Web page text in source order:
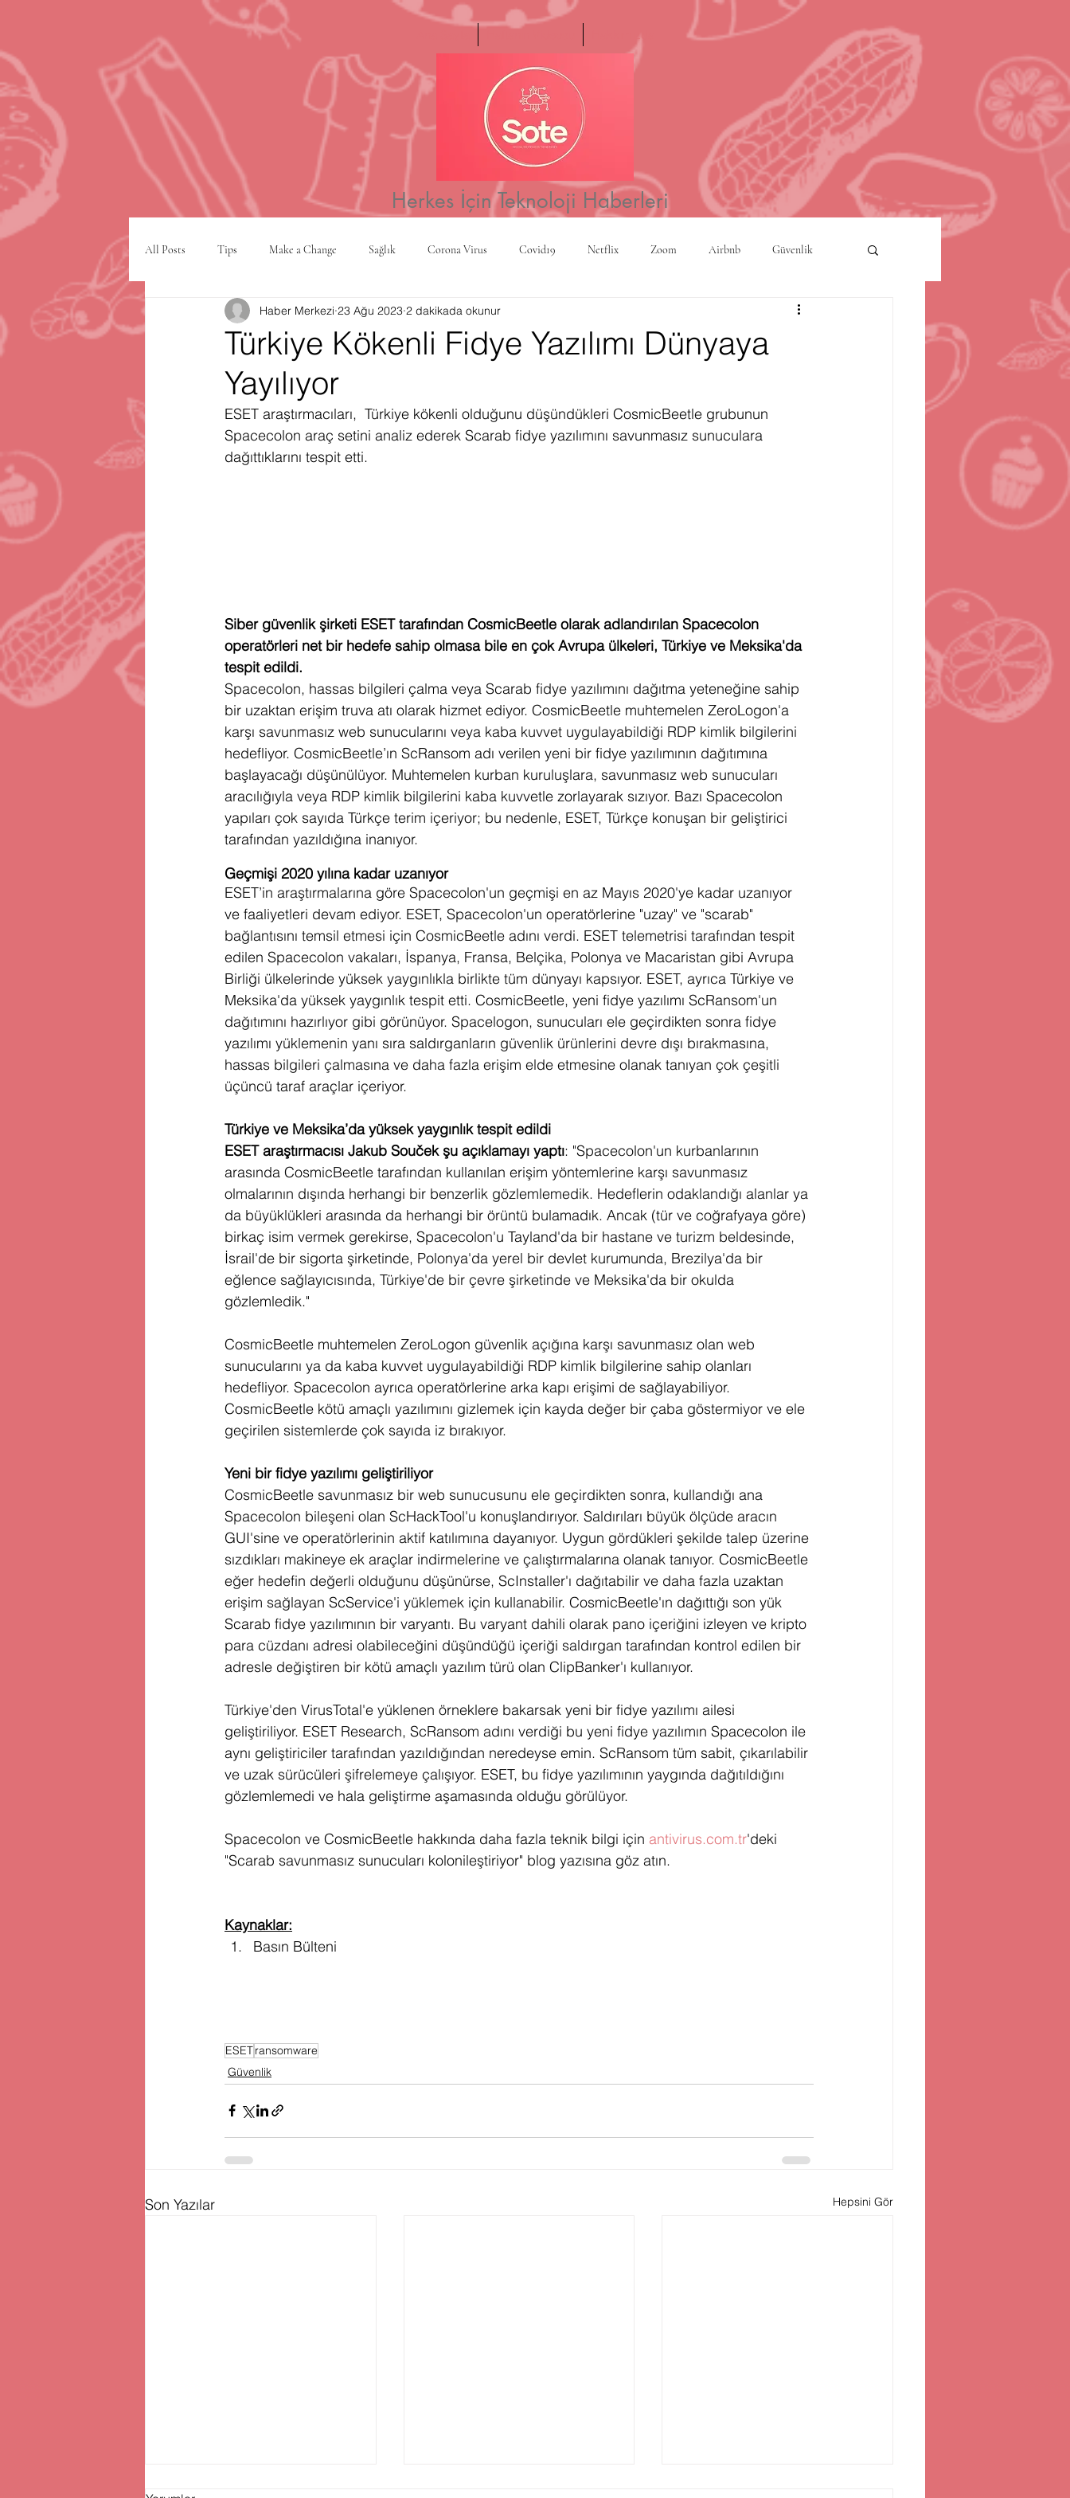
Hakkımızda
Herkes İçin Teknoloji Haberleri
All Posts Tips Make a Change Sağlık Corona Virus Covid19 Netflix Zoom Airbnb Güvenlik
VPN şehir planlama Yapay Zeka Kripto Para Akıllı Şehirler
Firma Satınalma
Avrupa Birliği Enerji Pazar Araştırması
Türkiye Kökenli Fidye Yazılımı Dünyaya
Yayılıyor
Haber Merkezi 23 Ağu 2023 2 dakikada okunur
ESET araştırmacıları,  Türkiye kökenli olduğunu düşündükleri CosmicBeetle grubunun
Spacecolon araç setini analiz ederek Scarab fidye yazılımını savunmasız sunuculara
dağıttıklarını tespit etti.
Siber güvenlik şirketi ESET tarafından CosmicBeetle olarak adlandırılan Spacecolon
operatörleri net bir hedefe sahip olmasa bile en çok Avrupa ülkeleri, Türkiye ve Meksika'da
tespit edildi.
Spacecolon, hassas bilgileri çalma veya Scarab fidye yazılımını dağıtma yeteneğine sahip
bir uzaktan erişim truva atı olarak hizmet ediyor. CosmicBeetle muhtemelen ZeroLogon'a
karşı savunmasız web sunucularını veya kaba kuvvet uygulayabildiği RDP kimlik bilgilerini
hedefliyor. CosmicBeetle’ın ScRansom adı verilen yeni bir fidye yazılımının dağıtımına
başlayacağı düşünülüyor. Muhtemelen kurban kuruluşlara, savunmasız web sunucuları
aracılığıyla veya RDP kimlik bilgilerini kaba kuvvetle zorlayarak sızıyor. Bazı Spacecolon
yapıları çok sayıda Türkçe terim içeriyor; bu nedenle, ESET, Türkçe konuşan bir geliştirici
tarafından yazıldığına inanıyor.
Geçmişi 2020 yılına kadar uzanıyor
ESET’in araştırmalarına göre Spacecolon'un geçmişi en az Mayıs 2020'ye kadar uzanıyor
ve faaliyetleri devam ediyor. ESET, Spacecolon'un operatörlerine "uzay" ve "scarab"
bağlantısını temsil etmesi için CosmicBeetle adını verdi. ESET telemetrisi tarafından tespit
edilen Spacecolon vakaları, İspanya, Fransa, Belçika, Polonya ve Macaristan gibi Avrupa
Birliği ülkelerinde yüksek yaygınlıkla birlikte tüm dünyayı kapsıyor. ESET, ayrıca Türkiye ve
Meksika'da yüksek yaygınlık tespit etti. CosmicBeetle, yeni fidye yazılımı ScRansom'un
dağıtımını hazırlıyor gibi görünüyor. Spacelogon, sunucuları ele geçirdikten sonra fidye
yazılımı yüklemenin yanı sıra saldırganların güvenlik ürünlerini devre dışı bırakmasına,
hassas bilgileri çalmasına ve daha fazla erişim elde etmesine olanak tanıyan çok çeşitli
üçüncü taraf araçlar içeriyor.
Türkiye ve Meksika’da yüksek yaygınlık tespit edildi
ESET araştırmacısı Jakub Souček şu açıklamayı yaptı: "Spacecolon'un kurbanlarının
arasında CosmicBeetle tarafından kullanılan erişim yöntemlerine karşı savunmasız
olmalarının dışında herhangi bir benzerlik gözlemlemedik. Hedeflerin odaklandığı alanlar ya
da büyüklükleri arasında da herhangi bir örüntü bulamadık. Ancak (tür ve coğrafyaya göre)
birkaç isim vermek gerekirse, Spacecolon'u Tayland'da bir hastane ve turizm beldesinde,
İsrail'de bir sigorta şirketinde, Polonya'da yerel bir devlet kurumunda, Brezilya'da bir
eğlence sağlayıcısında, Türkiye'de bir çevre şirketinde ve Meksika'da bir okulda
gözlemledik."
CosmicBeetle muhtemelen ZeroLogon güvenlik açığına karşı savunmasız olan web
sunucularını ya da kaba kuvvet uygulayabildiği RDP kimlik bilgilerine sahip olanları
hedefliyor. Spacecolon ayrıca operatörlerine arka kapı erişimi de sağlayabiliyor.
CosmicBeetle kötü amaçlı yazılımını gizlemek için kayda değer bir çaba göstermiyor ve ele
geçirilen sistemlerde çok sayıda iz bırakıyor.
Yeni bir fidye yazılımı geliştiriliyor
CosmicBeetle savunmasız bir web sunucusunu ele geçirdikten sonra, kullandığı ana
Spacecolon bileşeni olan ScHackTool'u konuşlandırıyor. Saldırıları büyük ölçüde aracın
GUI'sine ve operatörlerinin aktif katılımına dayanıyor. Uygun gördükleri şekilde talep üzerine
sızdıkları makineye ek araçlar indirmelerine ve çalıştırmalarına olanak tanıyor. CosmicBeetle
eğer hedefin değerli olduğunu düşünürse, ScInstaller'ı dağıtabilir ve daha fazla uzaktan
erişim sağlayan ScService'i yüklemek için kullanabilir. CosmicBeetle'ın dağıttığı son yük
Scarab fidye yazılımının bir varyantı. Bu varyant dahili olarak pano içeriğini izleyen ve kripto
para cüzdanı adresi olabileceğini düşündüğü içeriği saldırgan tarafından kontrol edilen bir
adresle değiştiren bir kötü amaçlı yazılım türü olan ClipBanker'ı kullanıyor.
Türkiye'den VirusTotal'e yüklenen örneklere bakarsak yeni bir fidye yazılımı ailesi
geliştiriliyor. ESET Research, ScRansom adını verdiği bu yeni fidye yazılımın Spacecolon ile
aynı geliştiriciler tarafından yazıldığından neredeyse emin. ScRansom tüm sabit, çıkarılabilir
ve uzak sürücüleri şifrelemeye çalışıyor. ESET, bu fidye yazılımının yaygında dağıtıldığını
gözlemlemedi ve hala geliştirme aşamasında olduğu görülüyor.
Spacecolon ve CosmicBeetle hakkında daha fazla teknik bilgi için antivirus.com.tr'deki
"Scarab savunmasız sunucuları kolonileştiriyor" blog yazısına göz atın.
Kaynaklar:
Basın Bülteni
ESETransomware
Güvenlik
Son Yazılar Hepsini Gör